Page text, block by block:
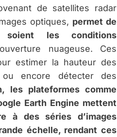
de satellites radar
optiques, permet de
les conditions
nuageuse. Ces
estimer la hauteur des
encore détecter des
les plateformes comme
Earth Engine mettent
à des séries d’images
échelle, rendant ces